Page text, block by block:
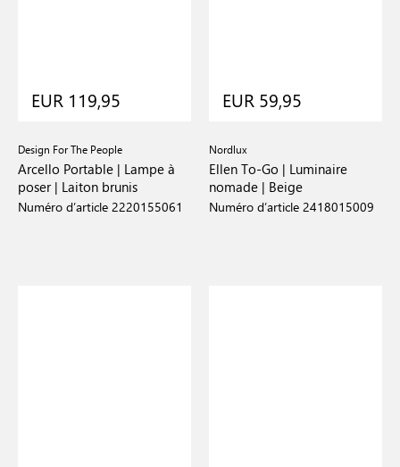
EUR 119,95
Design For The People
Arcello Portable | Lampe à
poser | Laiton brunis
Numéro d’article 2220155061
EUR 59,95
Nordlux
Ellen To-Go | Luminaire
nomade | Beige
Numéro d’article 2418015009